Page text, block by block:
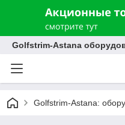
Golfstrim-Astana
Golfstrim-Astana: